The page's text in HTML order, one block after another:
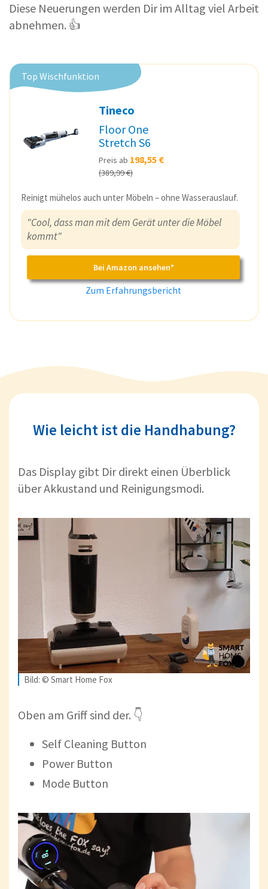
Diese Neuerungen werden Dir im Alltag viel Arbeit
abnehmen. 👍
Top Wischfunktion
Tineco
Floor One
Stretch S6
Preis ab 198,55 €
(389,99 €)
Reinigt mühelos auch unter Möbeln – ohne Wasserauslauf.
"Cool, dass man mit dem Gerät unter die Möbel
kommt"
Bei Amazon ansehen*
Zum Erfahrungsbericht
Wie leicht ist die Handhabung?
Das Display gibt Dir direkt einen Überblick
über Akkustand und Reinigungsmodi.
Bild: © Smart Home Fox
Oben am Griff sind der. 👇
Self Cleaning Button
Power Button
Mode Button